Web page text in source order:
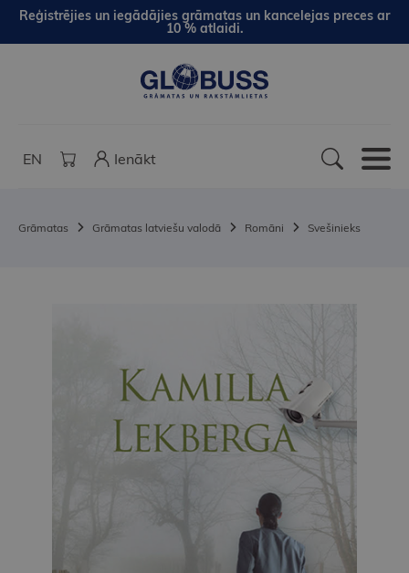
Reģistrējies un iegādājies grāmatas un kancelejas preces ar
10 % atlaidi.
EN Ienākt
Grāmatas Grāmatas latviešu valodā Romāni Svešinieks